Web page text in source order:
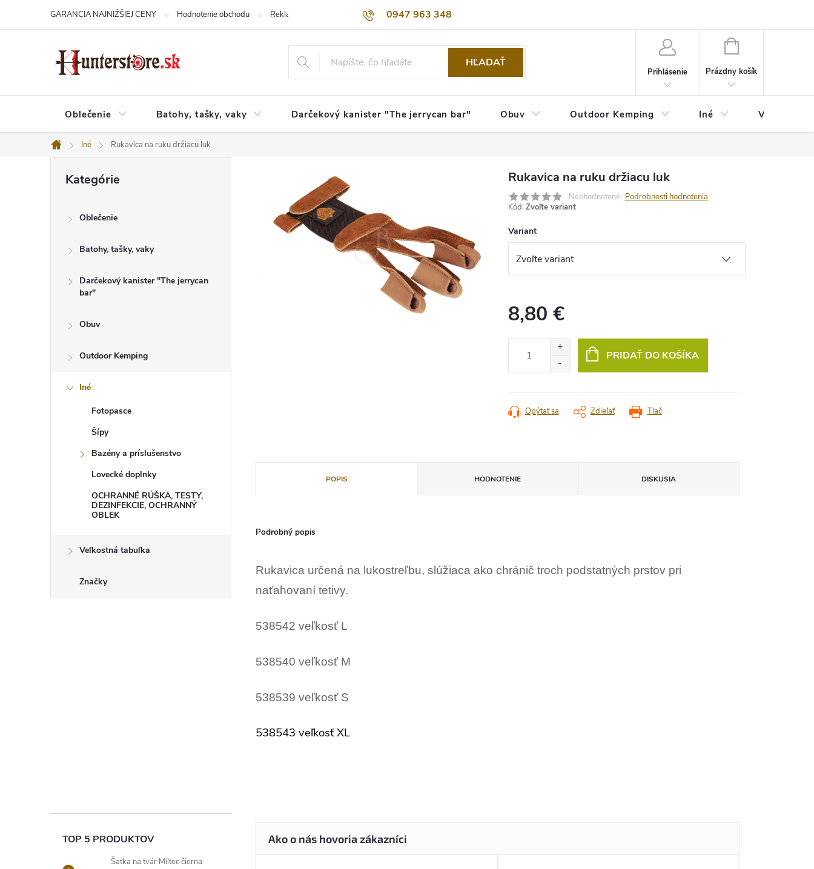
0947 963 348
GARANCIA NAJNIŽŠIEJ CENY Hodnotenie obchodu Reklamačný poriadok Obchodné podmienky
HĽADAŤ
Prihlásenie
NÁKUPNÝ
Prázdny košík
Oblečenie Batohy, tašky, vaky Darčekový kanister "The jerrycan bar" Obuv Outdoor Kemping Iné Veľkostná
Domov
Iné Rukavica na ruku držiacu luk
kategórie
Kategórie
Oblečenie
Batohy, tašky, vaky
Darčekový kanister "The jerrycan
bar"
Obuv
Outdoor Kemping
Iné
Fotopasce
Šípy
Bazény a príslušenstvo
Lovecké doplnky
OCHRANNÉ RÚŠKA, TESTY,
DEZINFEKCIE, OCHRANNÝ
OBLEK
Veľkostná tabuľka
Značky
TOP 5 PRODUKTOV
Šatka na tvár Miltec čierna
Rukavica na ruku držiacu luk
Neohodnotené Podrobnosti hodnotenia
Kód: Zvoľte variant
Variant
8,80 €
PRIDAŤ DO KOŠÍKA
Tlač
Opýtať sa Zdieľať
POPIS HODNOTENIE DISKUSIA
Podrobný popis
Rukavica určená na lukostreľbu, slúžiaca ako chránič troch podstatných prstov pri
naťahovaní tetivy.
538542 veľkosť L
538540 veľkosť M
538539 veľkosť S
538543 veľkosť XL